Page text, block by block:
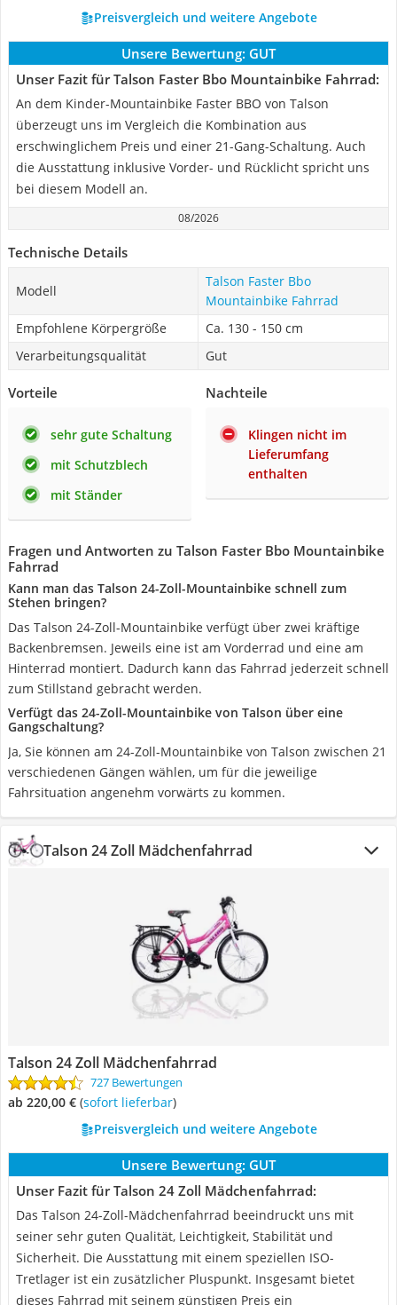
Preisvergleich und weitere Angebote
Unsere Bewertung: GUT
Unser Fazit für Talson Faster Bbo Mountainbike Fahrrad:
An dem Kinder-Mountainbike Faster BBO von Talson
überzeugt uns im Vergleich die Kombination aus
erschwinglichem Preis und einer 21-Gang-Schaltung. Auch
die Ausstattung inklusive Vorder- und Rücklicht spricht uns
bei diesem Modell an.
08/2026
Technische Details
Modell
Talson Faster Bbo
Mountainbike Fahrrad
Empfohlene Körpergröße
Ca. 130 - 150 cm
Verarbeitungsqualität
Gut
Vorteile
sehr gute Schaltung
mit Schutzblech
mit Ständer
Nachteile
Klingen nicht im
Lieferumfang
enthalten
Fragen und Antworten zu Talson Faster Bbo Mountainbike
Fahrrad
Kann man das Talson 24-Zoll-Mountainbike schnell zum
Stehen bringen?
Das Talson 24-Zoll-Mountainbike verfügt über zwei kräftige
Backenbremsen. Jeweils eine ist am Vorderrad und eine am
Hinterrad montiert. Dadurch kann das Fahrrad jederzeit schnell
zum Stillstand gebracht werden.
Verfügt das 24-Zoll-Mountainbike von Talson über eine
Gangschaltung?
Ja, Sie können am 24-Zoll-Mountainbike von Talson zwischen 21
verschiedenen Gängen wählen, um für die jeweilige
Fahrsituation angenehm vorwärts zu kommen.
Talson 24 Zoll Mädchenfahrrad
Talson 24 Zoll Mädchenfahrrad
727 Bewertungen
ab 220,00 € ( Sofort lieferbar)
Preisvergleich und weitere Angebote
Unsere Bewertung: GUT
Unser Fazit für Talson 24 Zoll Mädchenfahrrad:
Das Talson 24-Zoll-Mädchenfahrrad beeindruckt uns mit
seiner sehr guten Qualität, Leichtigkeit, Stabilität und
Sicherheit. Die Ausstattung mit einem speziellen ISO-
Tretlager ist ein zusätzlicher Pluspunkt. Insgesamt bietet
dieses Fahrrad mit seinem günstigen Preis ein